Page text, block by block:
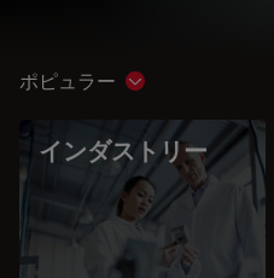
ポピュラー Show subnavigation
インダストリー